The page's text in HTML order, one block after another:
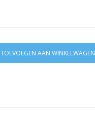
TOEVOEGEN AAN WINKELWAGEN